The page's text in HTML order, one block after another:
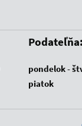
Podateľňa:
pondelok -
piatok